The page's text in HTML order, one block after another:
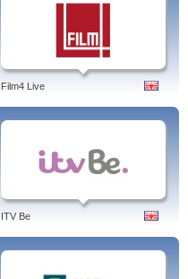
Film4 Live
ITV Be